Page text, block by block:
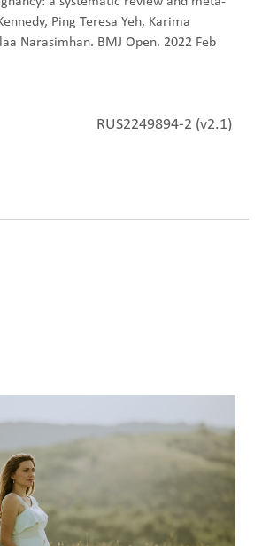
Ping Teresa Yeh, Karima
Narasimhan. BMJ Open. 2022 Feb
RUS2249894-2 (v2.1)